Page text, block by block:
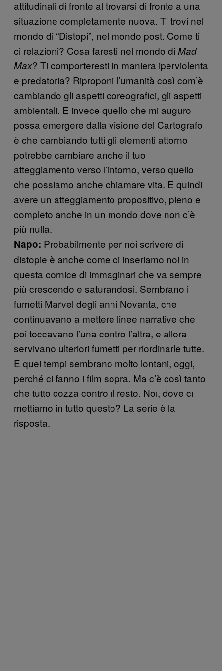
attitudinali di fronte al trovarsi di fronte a una
situazione completamente nuova. Ti trovi nel
mondo di “Distopi”, nel mondo post. Come ti
ci relazioni? Cosa faresti nel mondo di Mad
Max? Ti comporteresti in maniera iperviolenta
e predatoria? Riproponi l’umanità così com’è
cambiando gli aspetti coreografici, gli aspetti
ambientali. E invece quello che mi auguro
possa emergere dalla visione del Cartografo
è che cambiando tutti gli elementi attorno
potrebbe cambiare anche il tuo
atteggiamento verso l’intorno, verso quello
che possiamo anche chiamare vita. E quindi
avere un atteggiamento propositivo, pieno e
completo anche in un mondo dove non c’è
più nulla.
Napo: Probabilmente per noi scrivere di
distopie è anche come ci inseriamo noi in
questa cornice di immaginari che va sempre
più crescendo e saturandosi. Sembrano i
fumetti Marvel degli anni Novanta, che
continuavano a mettere linee narrative che
poi toccavano l’una contro l’altra, e allora
servivano ulteriori fumetti per riordinarle tutte.
E quei tempi sembrano molto lontani, oggi,
perché ci fanno i film sopra. Ma c’è così tanto
che tutto cozza contro il resto. Noi, dove ci
mettiamo in tutto questo? La serie è la
risposta.